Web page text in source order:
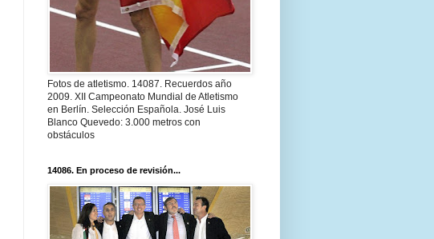
Fotos de atletismo. 14087. Recuerdos año
2009. XII Campeonato Mundial de Atletismo
en Berlín. Selección Española. José Luis
Blanco Quevedo: 3.000 metros con
obstáculos
14086. En proceso de revisión...